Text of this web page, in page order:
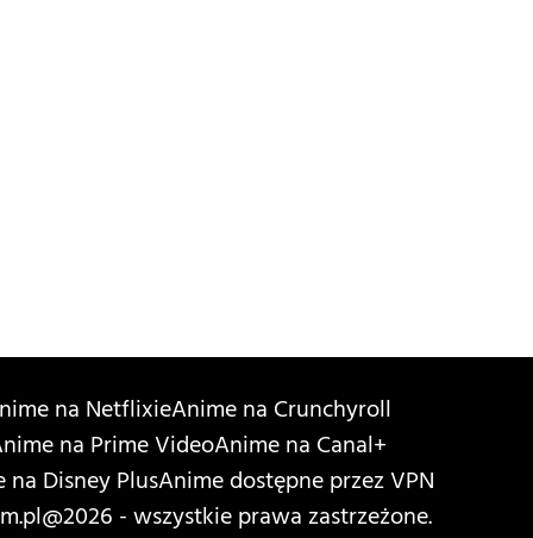
na NetflixieAnime na Crunchyroll
na Prime VideoAnime na Canal+
na Disney PlusAnime dostępne przez VPN
@2026 - wszystkie prawa zastrzeżone.